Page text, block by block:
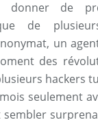
de
de
un
des
hackers
seulement